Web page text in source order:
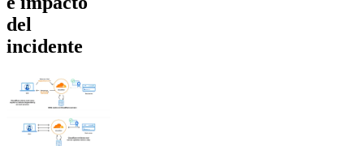
del
incidente